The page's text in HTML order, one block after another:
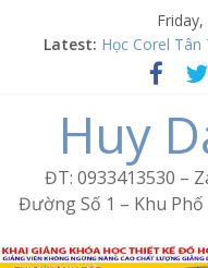
Latest: Học Corel Tân
Cách tạo
Khóa học
Excel Bình
Word Bình
Huy
ĐT: 0933413530 –
Đường Số 1 – Khu